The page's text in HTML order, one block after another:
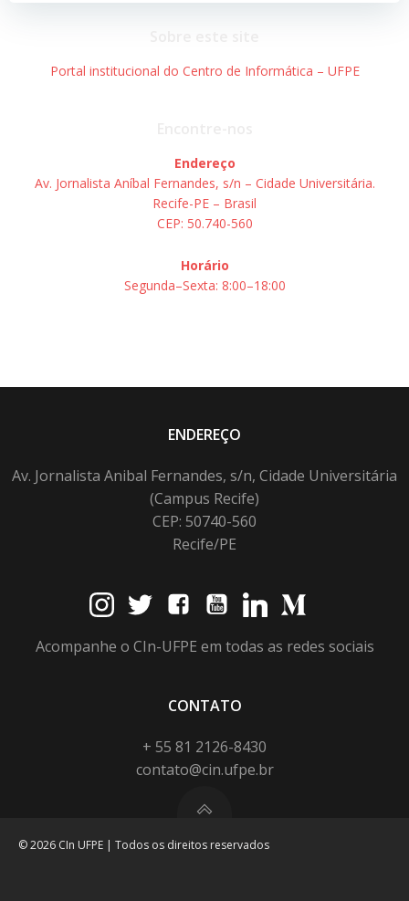
Portal institucional do Centro de Informática – UFPE
Endereço
Av. Jornalista Aníbal Fernandes, s/n – Cidade Universitária.
Recife-PE – Brasil
CEP: 50.740-560
Horário
Segunda–Sexta: 8:00–18:00
ENDEREÇO
Av. Jornalista Anibal Fernandes, s/n, Cidade Universitária
(Campus Recife)
CEP: 50740-560
Recife/PE
Acompanhe o CIn-UFPE em todas as redes sociais
CONTATO
+ 55 81 2126-8430
contato@cin.ufpe.br
© 2026 CIn UFPE | Todos os direitos reservados